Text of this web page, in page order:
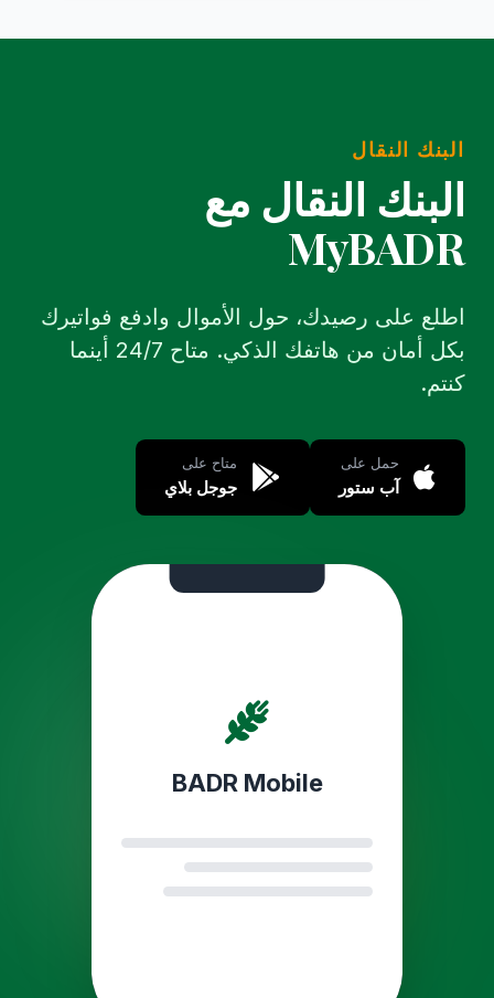
البنك النقال
البنك النقال مع
MyBADR
اطلع على رصيدك، حول الأموال وادفع فواتيرك
بكل أمان من هاتفك الذكي. متاح 24/7 أينما
كنتم.
حمل على
آب ستور
متاح على
جوجل بلاي
BADR Mobile